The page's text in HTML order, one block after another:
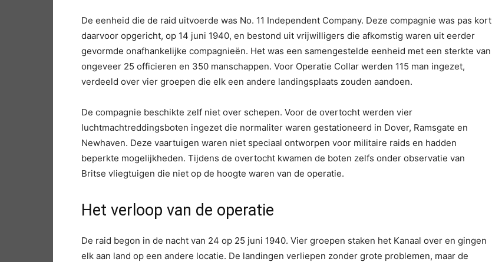
De eenheid die de raid uitvoerde was No. 11 Independent Company. Deze compagnie was pas kort
daarvoor opgericht, op 14 juni 1940, en bestond uit vrijwilligers die afkomstig waren uit eerder
gevormde onafhankelijke compagnieën. Het was een samengestelde eenheid met een sterkte van
ongeveer 25 officieren en 350 manschappen. Voor Operatie Collar werden 115 man ingezet,
verdeeld over vier groepen die elk een andere landingsplaats zouden aandoen.
De compagnie beschikte zelf niet over schepen. Voor de overtocht werden vier
luchtmachtreddingsboten ingezet die normaliter waren gestationeerd in Dover, Ramsgate en
Newhaven. Deze vaartuigen waren niet speciaal ontworpen voor militaire raids en hadden
beperkte mogelijkheden. Tijdens de overtocht kwamen de boten zelfs onder observatie van
Britse vliegtuigen die niet op de hoogte waren van de operatie.
Het verloop van de operatie
De raid begon in de nacht van 24 op 25 juni 1940. Vier groepen staken het Kanaal over en gingen
elk aan land op een andere locatie. De landingen verliepen zonder grote problemen, maar de